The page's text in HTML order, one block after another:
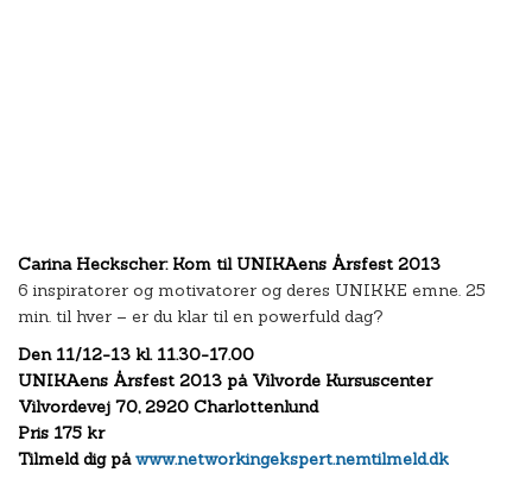
Carina Heckscher: Kom til UNIKAens Årsfest 2013
6 inspiratorer og motivatorer og deres UNIKKE emne. 25
min. til hver – er du klar til en powerfuld dag?
Den 11/12-13 kl. 11.30-17.00
UNIKAens Årsfest 2013 på Vilvorde Kursuscenter
Vilvordevej 70, 2920 Charlottenlund
Pris 175 kr
Tilmeld dig påwww.networkingekspert.nemtilmeld.dk